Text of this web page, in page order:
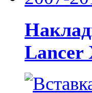
Lancer